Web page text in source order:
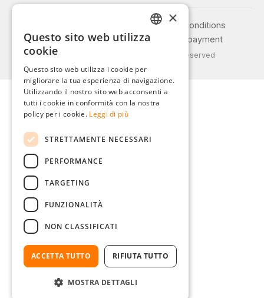
General terms and conditions
Privacy policy
Shipping and payment
© 2026 Weidinger GmbH, All Rights Reserved
FRENCH
ITALIAN
×
Questo sito web utilizza
cookie
Questo sito web utilizza i cookie per
migliorare la tua esperienza di navigazione.
Utilizzando il nostro sito web acconsenti a
tutti i cookie in conformità con la nostra
policy per i cookie. Leggi di più
STRETTAMENTE NECESSARI
PERFORMANCE
TARGETING
FUNZIONALITÀ
NON CLASSIFICATI
ACCETTA TUTTO RIFIUTA TUTTO
MOSTRA DETTAGLI